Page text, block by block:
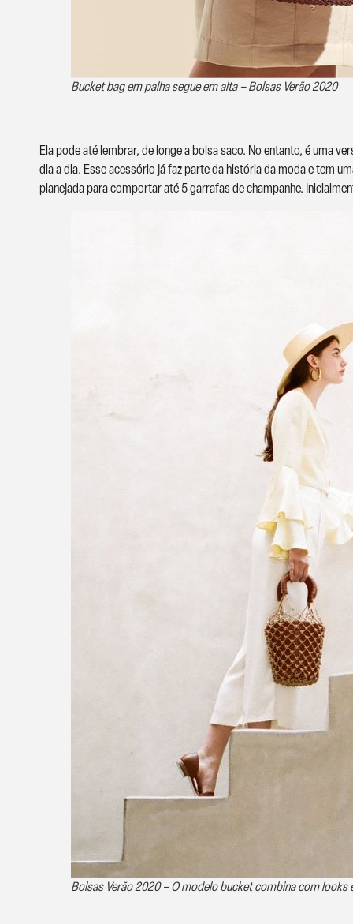
Bucket bag em palha segue em alta – Bolsas Verão 2020
Ela pode até lembrar, de longe a bolsa saco. No entanto, é uma
dia a dia. Esse acessório já faz parte da história da moda e tem
planejada para comportar até 5 garrafas de champanhe.
Bolsas Verão 2020 – O modelo bucket combina com looks